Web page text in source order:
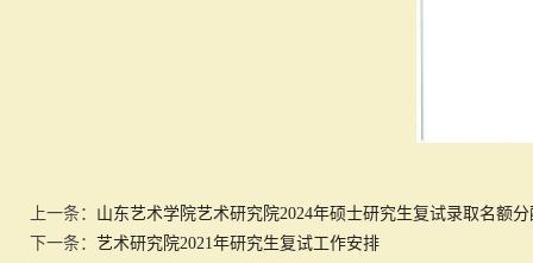
上一条： 山东艺术学院艺术研究院2024年硕士研究生复试录取名额
下一条： 艺术研究院2021年研究生复试工作安排